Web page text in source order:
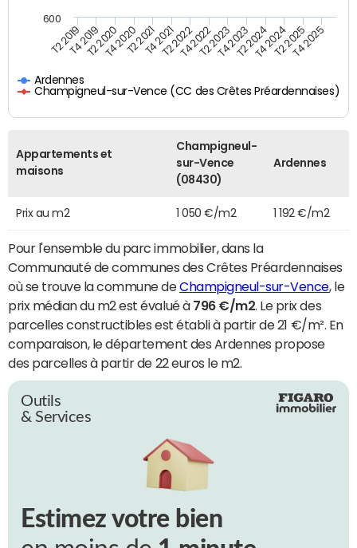
Ardennes
Champigneul-sur-Vence (CC des Crêtes Préardennaises)
T2 2019T4 2019T2 2020T4 2020T2 2021T4 2021T2 2022T4 2022T2 2023T4 2023T2 2024T4 2024T2 2025T4 2025
600
Appartements et
maisons
Champigneul-
sur-Vence
(08430)
Ardennes
Prix au m2 1 050 €/m2 1 192 €/m2
Pour l'ensemble du parc immobilier, dans la
Communauté de communes des Crêtes Préardennaises
où se trouve la commune deChampigneul-sur-Vence, le
prix médian du m2 est évalué à 796 €/m2 . Le prix des
parcelles constructibles est établi à partir de 21 €/m². En
comparaison, le département des Ardennes propose
des parcelles à partir de 22 euros le m2.
Outils
& Services
Estimez votre bien